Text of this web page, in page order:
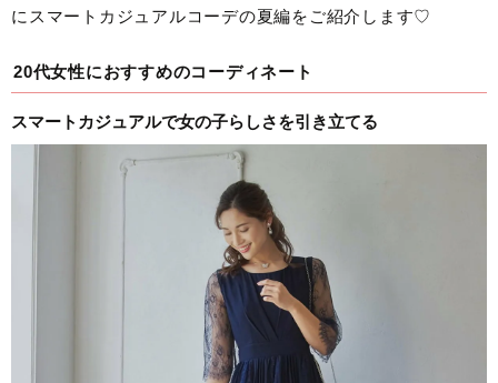
にスマートカジュアルコーデの夏編をご紹介します♡
20代女性におすすめのコーディネート
スマートカジュアルで女の子らしさを引き立てる